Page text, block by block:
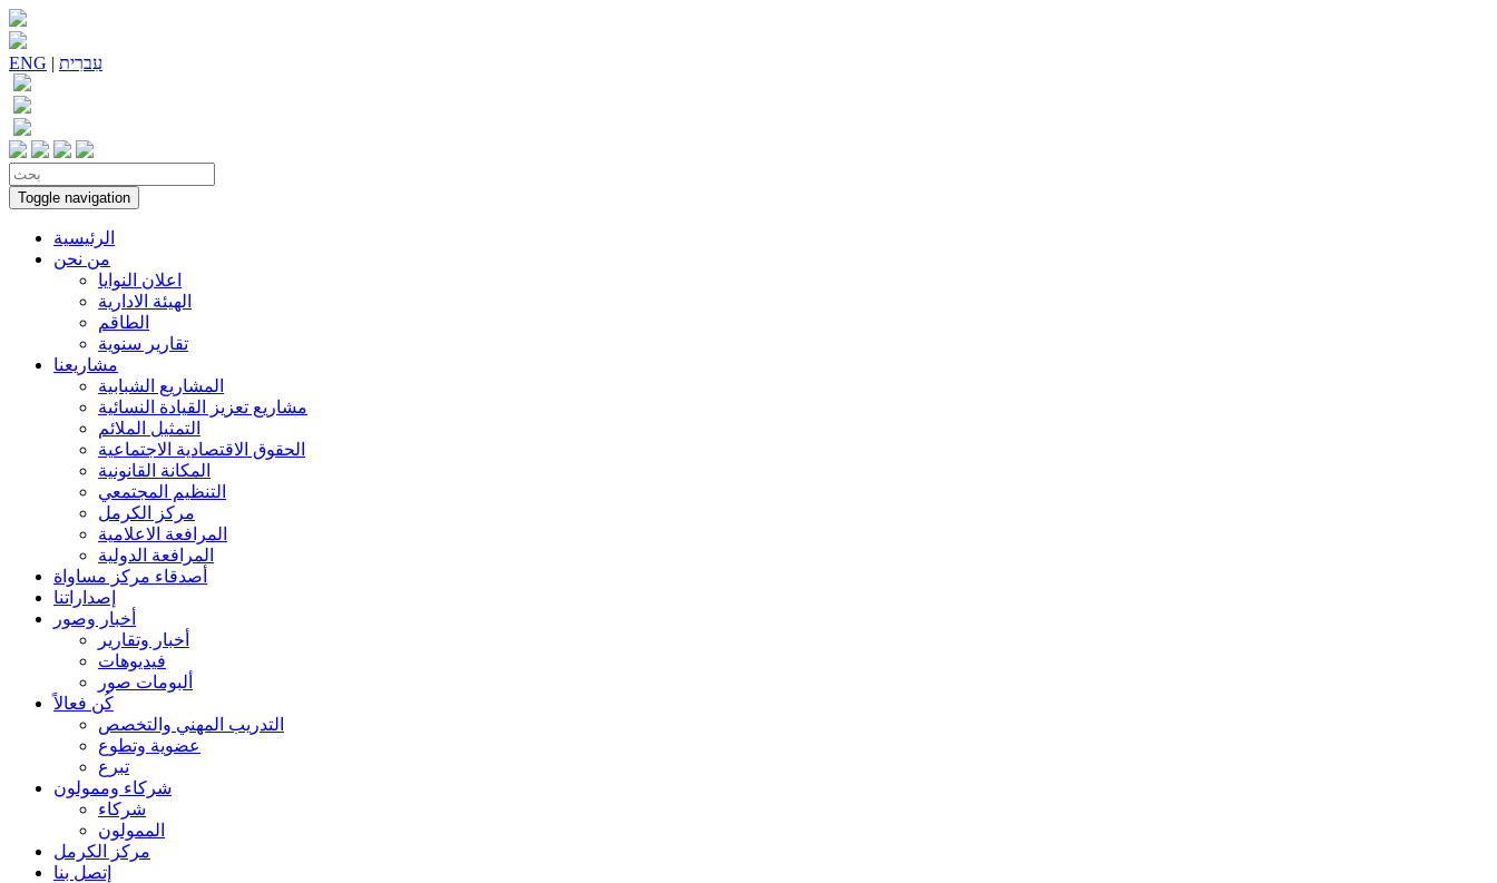
ENG | עִברִית
Toggle navigation
الرئيسية
من نحن
اعلان النوايا
الهيئة الادارية
الطاقم
تقارير سنوية
مشاريعنا
المشاريع الشبابية
مشاريع تعزيز القيادة النسائية
التمثيل الملائم
الحقوق الاقتصادية الاجتماعية
المكانة القانونية
التنظيم المجتمعي
مركز الكرمل
المرافعة الاعلامية
المرافعة الدولية
أصدقاء مركز مساواة
إصداراتنا
أخبار وصور
أخبار وتقارير
فيديوهات
ألبومات صور
كُن فعالاً
التدريب المهني والتخصص
عضوية وتطوع
تبرع
شركاء وممولون
شركاء
الممولون
مركز الكرمل
إتصل بنا